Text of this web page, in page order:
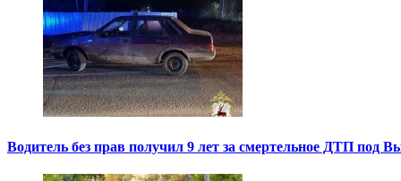
Водитель без прав получил 9 лет за смертельное ДТП под